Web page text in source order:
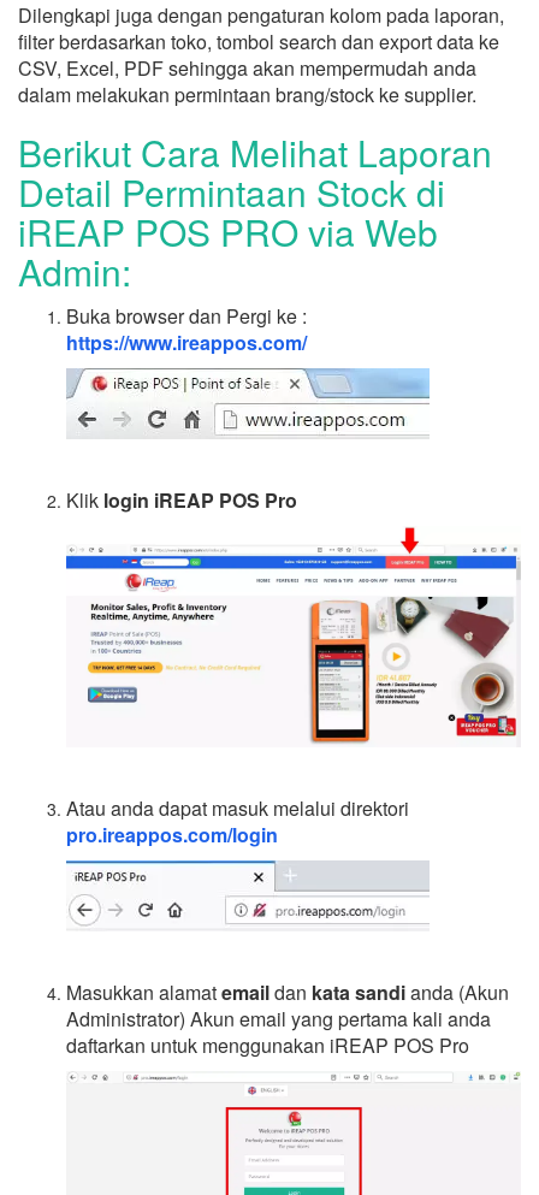
Dilengkapi juga dengan pengaturan kolom pada laporan,
filter berdasarkan toko, tombol search dan export data ke
CSV, Excel, PDF sehingga akan mempermudah anda
dalam melakukan permintaan brang/stock ke supplier.
Berikut Cara Melihat Laporan
Detail Permintaan Stock di
iREAP POS PRO via Web
Admin:
Buka browser dan Pergi ke :
https://www.ireappos.com/
Klik login iREAP POS Pro
Atau anda dapat masuk melalui direktori
pro.ireappos.com/login
Masukkan alamatemaildan kata sandianda (Akun
Administrator) Akun email yang pertama kali anda
daftarkan untuk menggunakan iREAP POS Pro